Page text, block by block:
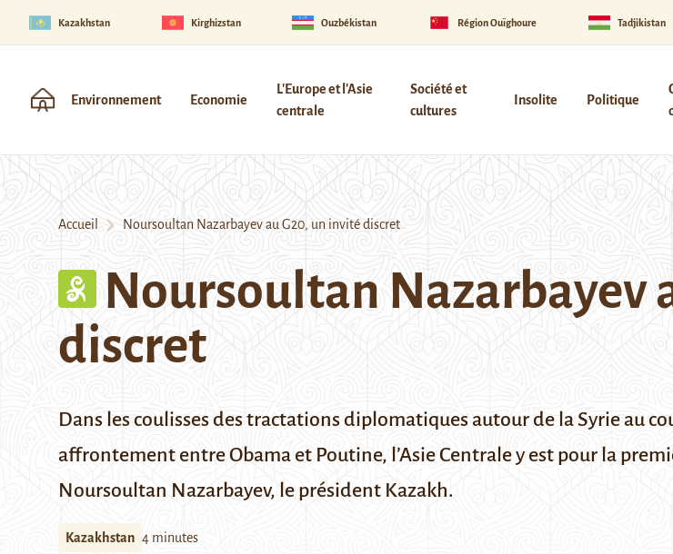
Kazakhstan Kirghizstan Ouzbékistan Région Ouïghoure Tadjikistan
Environnement Economie
L'Europe et l'Asie
centrale
Société et
cultures
Insolite Politique
Accueil Noursoultan Nazarbayev au G20, un invité discret
Noursoultan Nazarbayev
discret
Dans les coulisses des tractations diplomatiques autour de la Syrie au
affrontement entre Obama et Poutine, l’Asie Centrale y est pour la
Noursoultan Nazarbayev, le président Kazakh.
Kazakhstan 4 minutes